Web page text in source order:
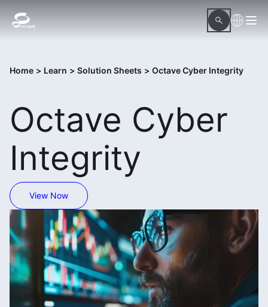
Home > Learn > Solution Sheets > Octave Cyber Integrity
Octave Cyber
Integrity
View Now